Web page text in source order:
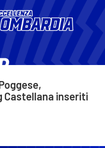
Castellana inseriti